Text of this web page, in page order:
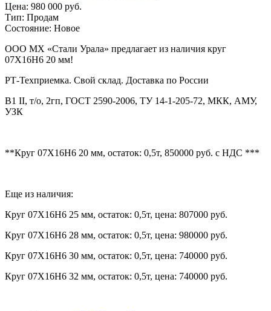
Цена: 980 000 руб.
Тип: Продам
Состояние: Новое
ООО МХ «Стали Урала» предлагает из наличия круг
07Х16Н6 20 мм!
РТ-Техприемка. Свой склад. Доставка по России
В1 II, т/о, 2гп, ГОСТ 2590-2006, ТУ 14-1-205-72, МКК, АМУ,
УЗК
**Круг 07Х16Н6 20 мм, остаток: 0,5т, 850000 руб. с НДС ***
Еще из наличия:
Круг 07Х16Н6 25 мм, остаток: 0,5т, цена: 807000 руб.
Круг 07Х16Н6 28 мм, остаток: 0,5т, цена: 980000 руб.
Круг 07Х16Н6 30 мм, остаток: 0,5т, цена: 740000 руб.
Круг 07Х16Н6 32 мм, остаток: 0,5т, цена: 740000 руб.